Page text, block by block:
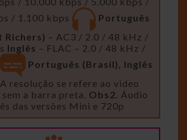
/ 1.100 kbps
Português
Richers) – AC3 / 2.0 / 48 kHz /
Inglês – FLAC – 2.0 / 48 kHz /
Português (Brasil), Inglês
A resolução se refere ao video
a barra preta. Obs2. Áudio
das versôes Mini e 720p